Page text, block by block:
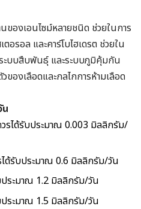
องเอนไซม์หลายชนิด ช่วยในการ
อรอล และคาร์โบไฮเดรต ช่วยใน
ะบบสืบพันธุ์ และระบบภูมิคุ้มกัน
องเลือดและกลไกการห้ามเลือด
รได้รับประมาณ 0.003 มิลลิกรัม/
ได้รับประมาณ 0.6 มิลลิกรัม/วัน
ประมาณ 1.2 มิลลิกรัม/วัน
ประมาณ 1.5 มิลลิกรัม/วัน